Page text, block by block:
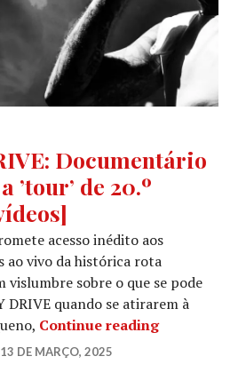
Documentário
’tour’ de 20.º
acesso inédito aos
ao vivo da histórica rota
vislumbre sobre o que se pode
DRIVE quando se atirarem à
Continue reading
13 DE MARÇO, 2025